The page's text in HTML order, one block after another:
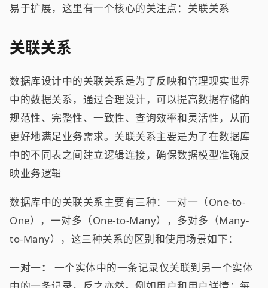
易于扩展，这里有一个核心的关注点：关联关系
关联关系
数据库设计中的关联关系是为了反映和管理现实世界
中的数据关系，通过合理设计，可以提高数据存储的
规范性、完整性、一致性、查询效率和灵活性，从而
更好地满足业务需求。关联关系主要是为了在数据库
中的不同表之间建立逻辑连接，确保数据模型准确反
映业务逻辑
数据库中的关联关系主要有三种：一对一（One-to-
One），一对多（One-to-Many），多对多（Many-
to-Many），这三种关系的区别和使用场景如下：
一对一：
一个实体中的一条记录仅关联到另一个实体